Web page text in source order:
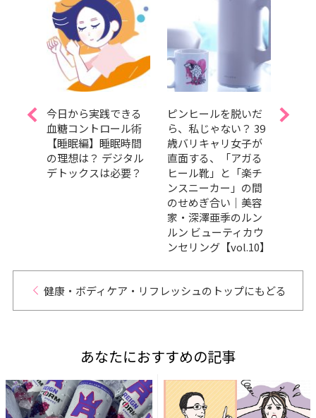
今日から実践できる
血糖コントロール術
【睡眠編】睡眠時間
の理想は？ デジタル
デトックスは必要？
ピンヒールを脱いだ
ら、私じゃない？ 39
歳バリキャリ女子が
直面する、「アガる
ヒール靴」と「楽チ
ンスニーカー」の間
のせめぎ合い｜美容
家・深澤亜季のルン
ルン ビューティカウ
ンセリング【vol.10】
今日
健康・ボディケア・リフレッシュのトップにもどる
あなたにおすすめの記事